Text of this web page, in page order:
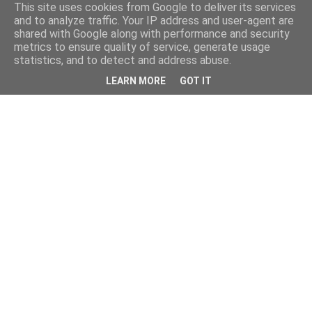
This site uses cookies from Google to deliver its services
and to analyze traffic. Your IP address and user-agent are
shared with Google along with performance and security
metrics to ensure quality of service, generate usage
statistics, and to detect and address abuse.
LEARN MORE GOT IT